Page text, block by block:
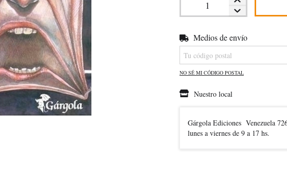
Entregas para el CP:
Medios de envío
NO SÉ MI CÓDIGO POSTAL
Nuestro local
Gárgola Ediciones Venezuela
lunes a viernes de 9 a 17 hs.